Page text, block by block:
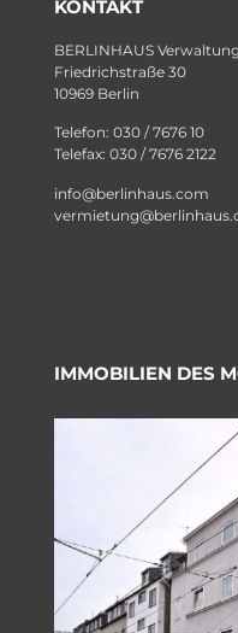
KONTAKT
BERLINHAUS
Friedrichstraße 30
10969 Berlin
Telefon: 030 / 7676 10
Telefax: 030 / 7676 2122
info@berlinhaus.com
IMMOBILIEN DES